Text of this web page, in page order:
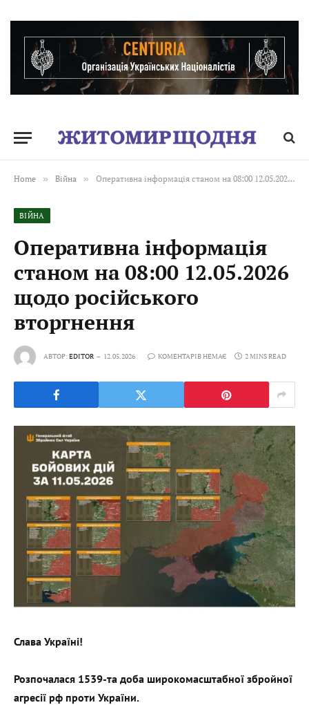
Home » Війна » Оперативна інформація станом на 08:00 12.05.2026 щодо російського вторгнення
ВІЙНА
Оперативна інформація
станом на 08:00 12.05.2026
щодо російського
вторгнення
АВТОР:EDITOR 12.05.2026 КОМЕНТАРІВ НЕМАЄ 2 MINS READ
Слава Україні!
Розпочалася 1539-та доба широкомасштабної збройної
агресії рф проти України.